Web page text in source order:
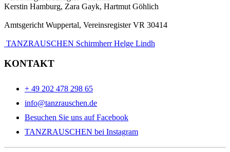
Kerstin Hamburg, Zara Gayk, Hartmut Göhlich
Amtsgericht Wuppertal, Vereinsregister VR 30414
TANZRAUSCHEN Schirmherr Helge Lindh
KONTAKT
+ 49 202 478 298 65
info@tanzrauschen.de
Besuchen Sie uns auf Facebook
TANZRAUSCHEN bei Instagram